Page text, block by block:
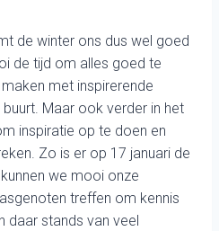
de winter ons dus wel goed
de tijd om alles goed te
met inspirerende
Maar ook verder in het
inspiratie op te doen en
Zo is er op 17 januari de
we mooi onze
treffen om kennis
daar stands van veel